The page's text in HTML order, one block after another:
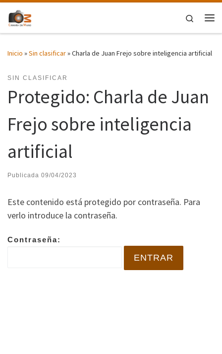
Saltar al contenido
Search
Inicio »Sin clasificar»Charla de Juan Frejo sobre inteligencia artificial
SIN CLASIFICAR
Protegido: Charla de Juan
Frejo sobre inteligencia
artificial
Publicada 09/04/2023
Este contenido está protegido por contraseña. Para
verlo introduce la contraseña.
Contraseña: